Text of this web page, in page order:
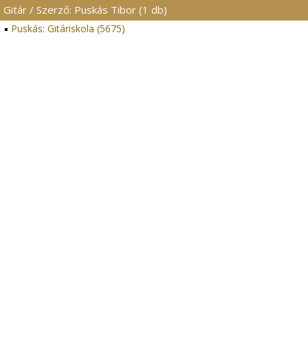
Gitár / Szerző: Puskás Tibor (1 db)
Puskás: Gitáriskola (5675)